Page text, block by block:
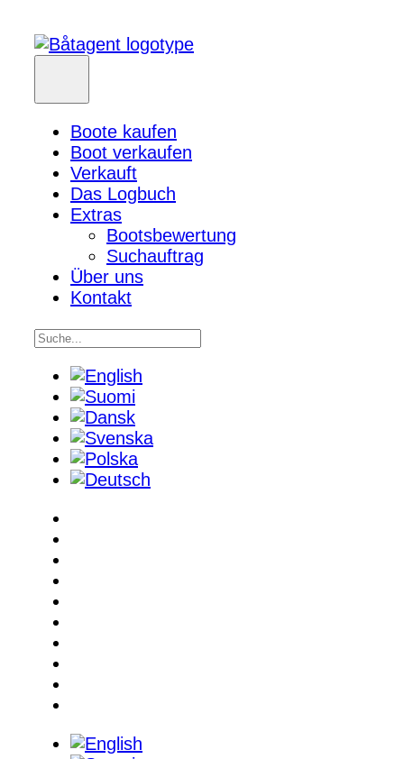
Boote kaufen
Boot verkaufen
Verkauft
Das Logbuch
Extras
Bootsbewertung
Suchauftrag
Über uns
Kontakt